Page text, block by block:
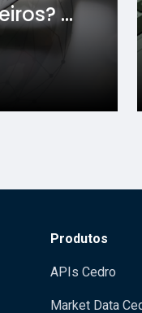
...
Produtos
APIs Cedro
Market Data